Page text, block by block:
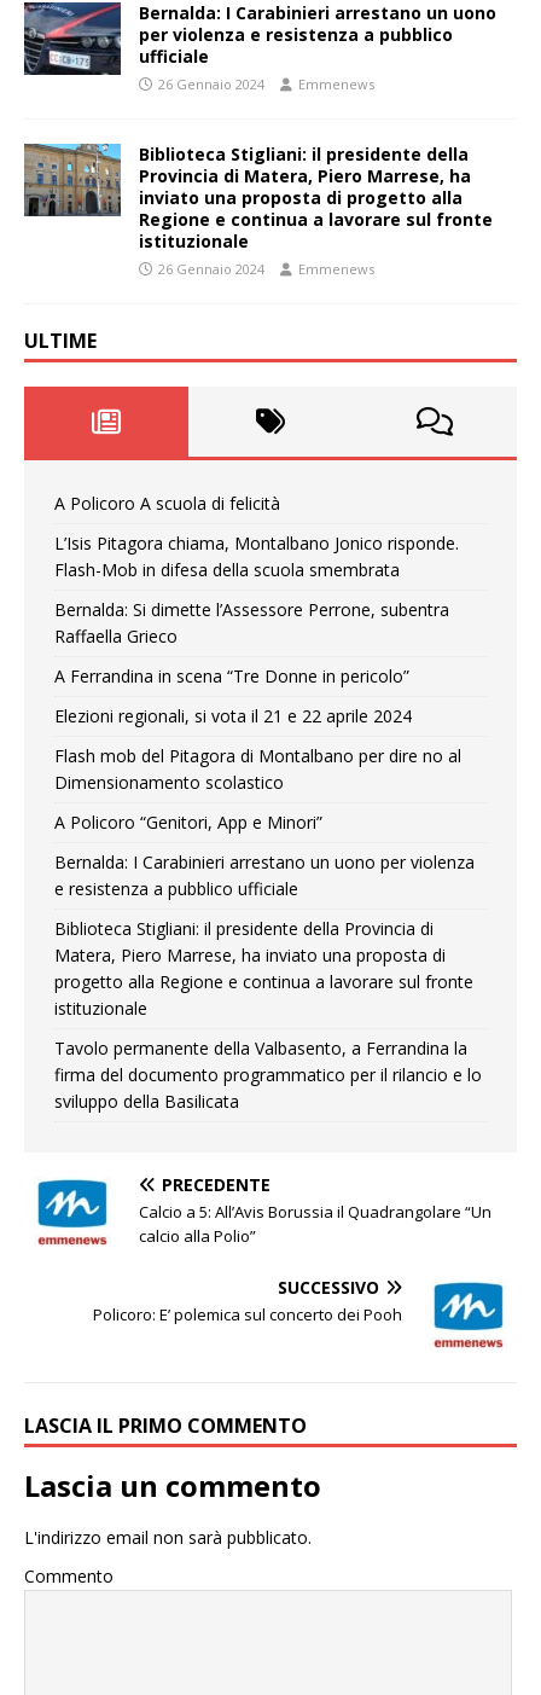
Bernalda: I Carabinieri arrestano un uono
per violenza e resistenza a pubblico
ufficiale
26 Gennaio 2024 Emmenews
Biblioteca Stigliani: il presidente della
Provincia di Matera, Piero Marrese, ha
inviato una proposta di progetto alla
Regione e continua a lavorare sul fronte
istituzionale
26 Gennaio 2024 Emmenews
ULTIME
A Policoro A scuola di felicità
L’Isis Pitagora chiama, Montalbano Jonico risponde.
Flash-Mob in difesa della scuola smembrata
Bernalda: Si dimette l’Assessore Perrone, subentra
Raffaella Grieco
A Ferrandina in scena “Tre Donne in pericolo”
Elezioni regionali, si vota il 21 e 22 aprile 2024
Flash mob del Pitagora di Montalbano per dire no al
Dimensionamento scolastico
A Policoro “Genitori, App e Minori”
Bernalda: I Carabinieri arrestano un uono per violenza
e resistenza a pubblico ufficiale
Biblioteca Stigliani: il presidente della Provincia di
Matera, Piero Marrese, ha inviato una proposta di
progetto alla Regione e continua a lavorare sul fronte
istituzionale
Tavolo permanente della Valbasento, a Ferrandina la
firma del documento programmatico per il rilancio e lo
sviluppo della Basilicata
PRECEDENTE
Calcio a 5: All’Avis Borussia il Quadrangolare “Un
calcio alla Polio”
SUCCESSIVO
Policoro: E’ polemica sul concerto dei Pooh
LASCIA IL PRIMO COMMENTO
Lascia un commento
L'indirizzo email non sarà pubblicato.
Commento